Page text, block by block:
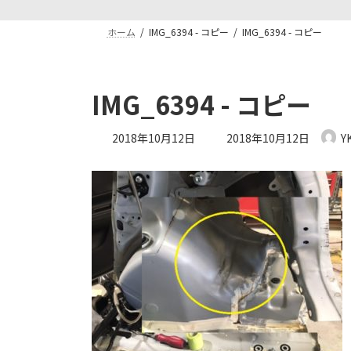
ホーム IMG_6394 - コピー IMG_6394 - コピー
IMG_6394 - コピー
2018年10月12日
最
新
日
時
2018年10月12日